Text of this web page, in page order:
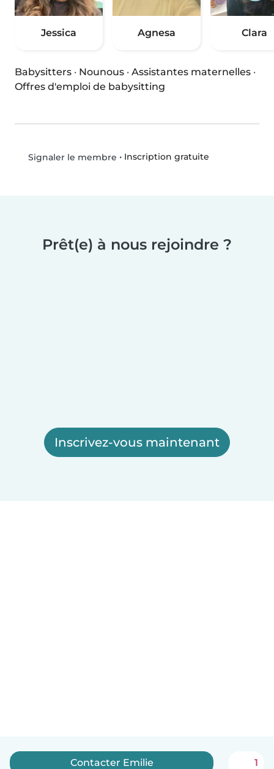
Jessica Agnesa Clara
Babysitters · Nounous · Assistantes maternelles ·
Offres d'emploi de babysitting
Signaler le membre • Inscription gratuite
Prêt(e) à nous rejoindre ?
Inscrivez-vous maintenant
Contacter Emilie 1